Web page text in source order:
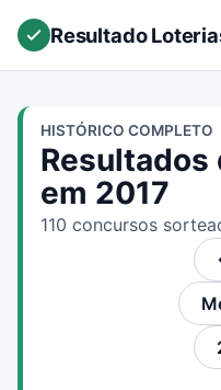
Resultado
HISTÓRICO COMPLETO
Resultados
em 2017
110 concursos